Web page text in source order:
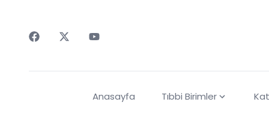
Anasayfa Tıbbi Birimler